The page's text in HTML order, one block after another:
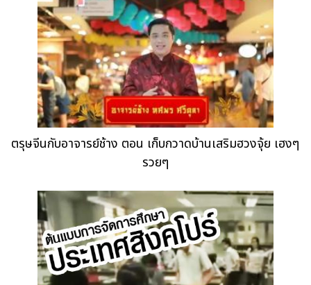
ตรุษจีนกับอาจารย์ช้าง ตอน เก็บกวาดบ้านเสริมฮวงจุ้ย เฮงๆ
รวยๆ